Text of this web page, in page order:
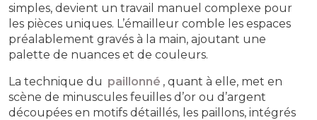
simples, devient un travail manuel complexe pour
les pièces uniques. L’émailleur comble les espaces
préalablement gravés à la main, ajoutant une
palette de nuances et de couleurs.
La technique du paillonné , quant à elle, met en
scène de minuscules feuilles d’or ou d’argent
découpées en motifs détaillés, les paillons, intégrés